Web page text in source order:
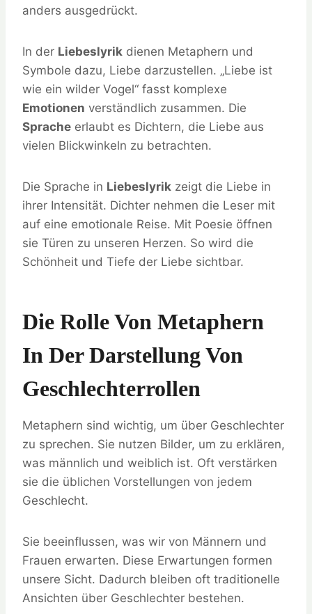
anders ausgedrückt.
In der Liebeslyrik dienen Metaphern und
Symbole dazu, Liebe darzustellen. „Liebe ist
wie ein wilder Vogel“ fasst komplexe
Emotionen verständlich zusammen. Die
Sprache erlaubt es Dichtern, die Liebe aus
vielen Blickwinkeln zu betrachten.
Die Sprache in Liebeslyrik zeigt die Liebe in
ihrer Intensität. Dichter nehmen die Leser mit
auf eine emotionale Reise. Mit Poesie öffnen
sie Türen zu unseren Herzen. So wird die
Schönheit und Tiefe der Liebe sichtbar.
Die Rolle Von Metaphern
In Der Darstellung Von
Geschlechterrollen
Metaphern sind wichtig, um über Geschlechter
zu sprechen. Sie nutzen Bilder, um zu erklären,
was männlich und weiblich ist. Oft verstärken
sie die üblichen Vorstellungen von jedem
Geschlecht.
Sie beeinflussen, was wir von Männern und
Frauen erwarten. Diese Erwartungen formen
unsere Sicht. Dadurch bleiben oft traditionelle
Ansichten über Geschlechter bestehen.